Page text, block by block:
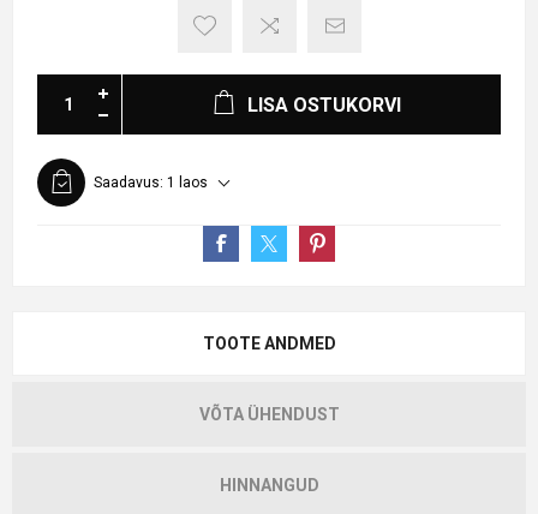
LISA OSTUKORVI
Saadavus: 1 laos
TOOTE ANDMED
VÕTA ÜHENDUST
HINNANGUD